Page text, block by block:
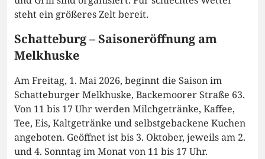
steht ein größeres Zelt bereit.
Schatteburg – Saisoneröffnung am
Melkhuske
Am Freitag, 1. Mai 2026, beginnt die Saison im
Schatteburger Melkhuske, Backemoorer Straße 63.
Von 11 bis 17 Uhr werden Milchgetränke, Kaffee,
Tee, Eis, Kaltgetränke und selbstgebackene Kuchen
angeboten. Geöffnet ist bis 3. Oktober, jeweils am 2.
und 4. Sonntag im Monat von 11 bis 17 Uhr.